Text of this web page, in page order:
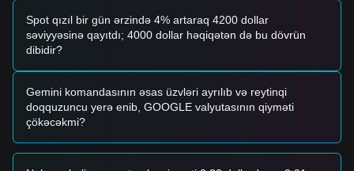
• Qiymət$0.9850 -dən aşağı düşərsə, bazar peg
mövzusunda narahatlıq dövrünə daxil ola bilər və
ehtiyatların şəffaflığı ilə likvidliyin yenidən
qiymətləndirilməsini tələb edər.
Alış strategiyası
Mövcud bazar strukturu əsasında aşağıdakı strategiyalar
tövsiyə olunur:
• Yığım üçün qiymətin$0.9990ətrafına doğru geriləməsini
Spot qızıl bir gün ərzində 4% artaraq 4200 dollar
səviyyəsinə qayıtdı; 4000 dollar həqiqətən də bu dövrün
dibidir?
Gemini komandasının əsas üzvləri ayrılıb və reytinqi
doqquzuncu yerə enib, GOOGLE valyutasının qiyməti
çökəcəkmi?